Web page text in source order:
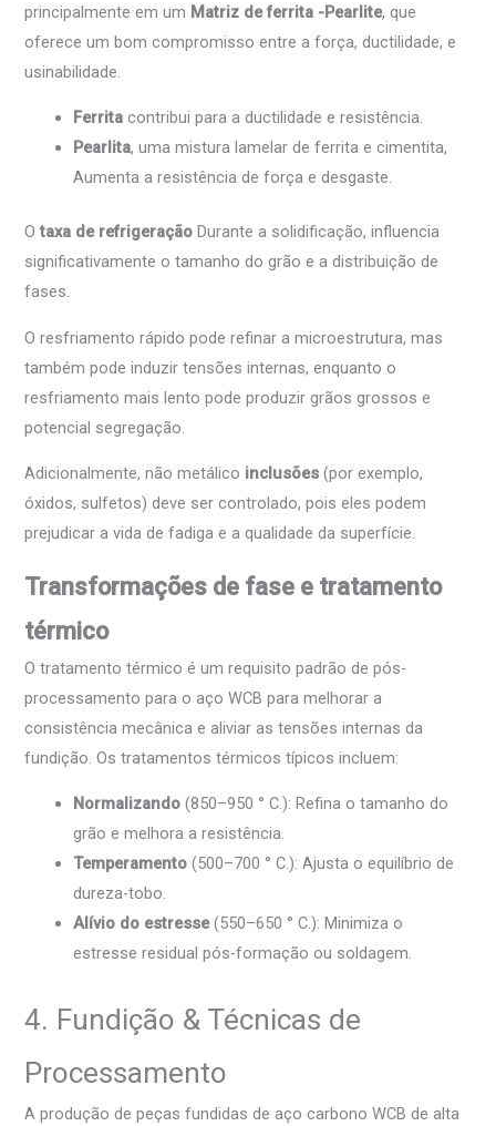
principalmente em um Matriz de ferrita -Pearlite, que
oferece um bom compromisso entre a força, ductilidade, e
usinabilidade.
Ferrita contribui para a ductilidade e resistência.
Pearlita, uma mistura lamelar de ferrita e cimentita,
Aumenta a resistência de força e desgaste.
Otaxa de refrigeração Durante a solidificação, influencia
significativamente o tamanho do grão e a distribuição de
fases.
O resfriamento rápido pode refinar a microestrutura, mas
também pode induzir tensões internas, enquanto o
resfriamento mais lento pode produzir grãos grossos e
potencial segregação.
Adicionalmente, não metálico inclusões (por exemplo,
óxidos, sulfetos) deve ser controlado, pois eles podem
prejudicar a vida de fadiga e a qualidade da superfície.
Transformações de fase e tratamento
térmico
O tratamento térmico é um requisito padrão de pós-
processamento para o aço WCB para melhorar a
consistência mecânica e aliviar as tensões internas da
fundição. Os tratamentos térmicos típicos incluem:
Normalizando (850–950 ° C.): Refina o tamanho do
grão e melhora a resistência.
Temperamento (500–700 ° C.): Ajusta o equilíbrio de
dureza-tobo.
Alívio do estresse(550–650 ° C.): Minimiza o
estresse residual pós-formação ou soldagem.
4. Fundição & Técnicas de
Processamento
A produção de peças fundidas de aço carbono WCB de alta